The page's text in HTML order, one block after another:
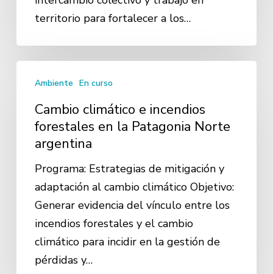
territorio para fortalecer a los…
climático
incendios
forestales
Patagonia
Norte
argentina
Ambiente En curso
Cambio climático e incendios
forestales en la Patagonia Norte
argentina
Programa: Estrategias de mitigación y
adaptación al cambio climático Objetivo:
Generar evidencia del vínculo entre los
incendios forestales y el cambio
climático para incidir en la gestión de
pérdidas y…